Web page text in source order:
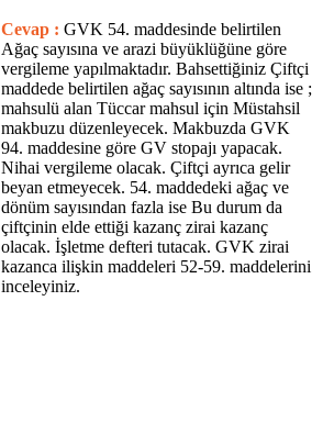
Cevap : GVK 54. maddesinde belirtilen
Ağaç sayısına ve arazi büyüklüğüne göre
vergileme yapılmaktadır. Bahsettiğiniz Çiftçi
maddede belirtilen ağaç sayısının altında ise ;
mahsulü alan Tüccar mahsul için Müstahsil
makbuzu düzenleyecek. Makbuzda GVK
94. maddesine göre GV stopajı yapacak.
Nihai vergileme olacak. Çiftçi ayrıca gelir
beyan etmeyecek. 54. maddedeki ağaç ve
dönüm sayısından fazla ise Bu durum da
çiftçinin elde ettiği kazanç zirai kazanç
olacak. İşletme defteri tutacak. GVK zirai
kazanca ilişkin maddeleri 52-59. maddelerini
inceleyiniz.